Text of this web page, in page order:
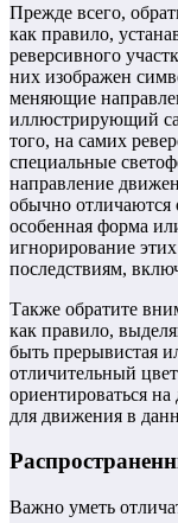
Прежде всего,
как правило,
реверсивного
них изображен
меняющие
иллюстрирующий
того, на самих
специальные
направление
обычно
особенная форма
игнорирование
последствиям,
Также обратите
как правило,
быть прерывистая
отличительный
ориентироваться
для движения в
Важно уметь